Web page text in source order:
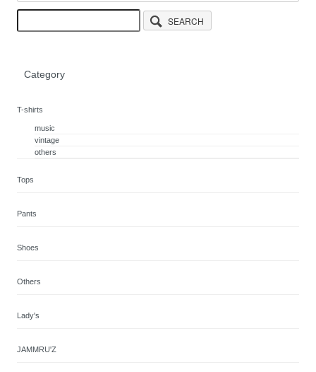
SEARCH
Category
T-shirts
music
vintage
others
Tops
Pants
Shoes
Others
Lady's
JAMMRU'Z